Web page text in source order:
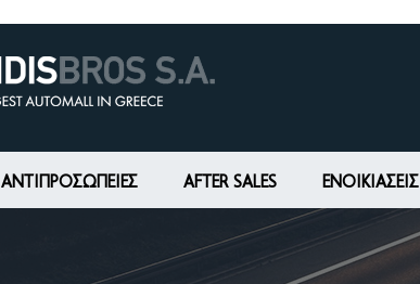
ΑΝΤΙΠΡΟΣΩΠΕΙΕΣ AFTER SALES ΕΝΟΙΚΙΆΣΕΙΣ